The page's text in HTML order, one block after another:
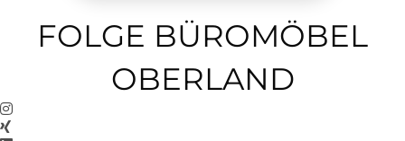
FOLGE BÜROMÖBEL
OBERLAND